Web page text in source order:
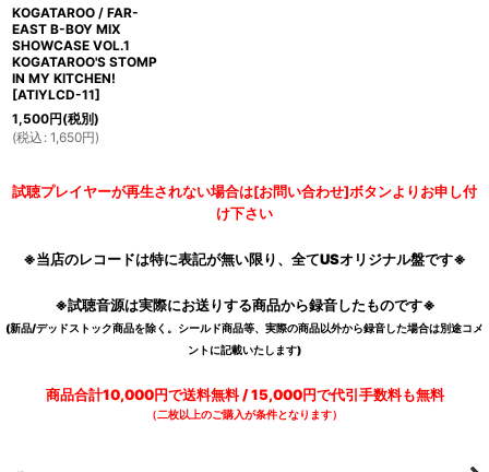
KOGATAROO / FAR-
EAST B-BOY MIX
SHOWCASE VOL.1
KOGATAROO'S STOMP
IN MY KITCHEN!
[ATIYLCD-11]
1,500円(税別)
(税込 : 1,650円)
試聴プレイヤーが再生されない場合は[お問い合わせ]ボタンよりお申し付
け下さい
※当店のレコードは特に表記が無い限り、全てUSオリジナル盤です※
※試聴音源は実際にお送りする商品から録音したものです※
(新品/デッドストック商品を除く。シールド商品等、実際の商品以外から録音した場合は別途コメ
ントに記載いたします)
商品合計10,000円で送料無料 / 15,000円で代引手数料も無料
（二枚以上のご購入が条件となります）